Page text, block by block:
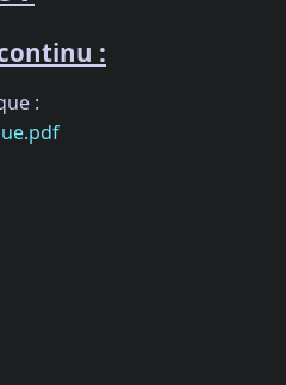
:
: